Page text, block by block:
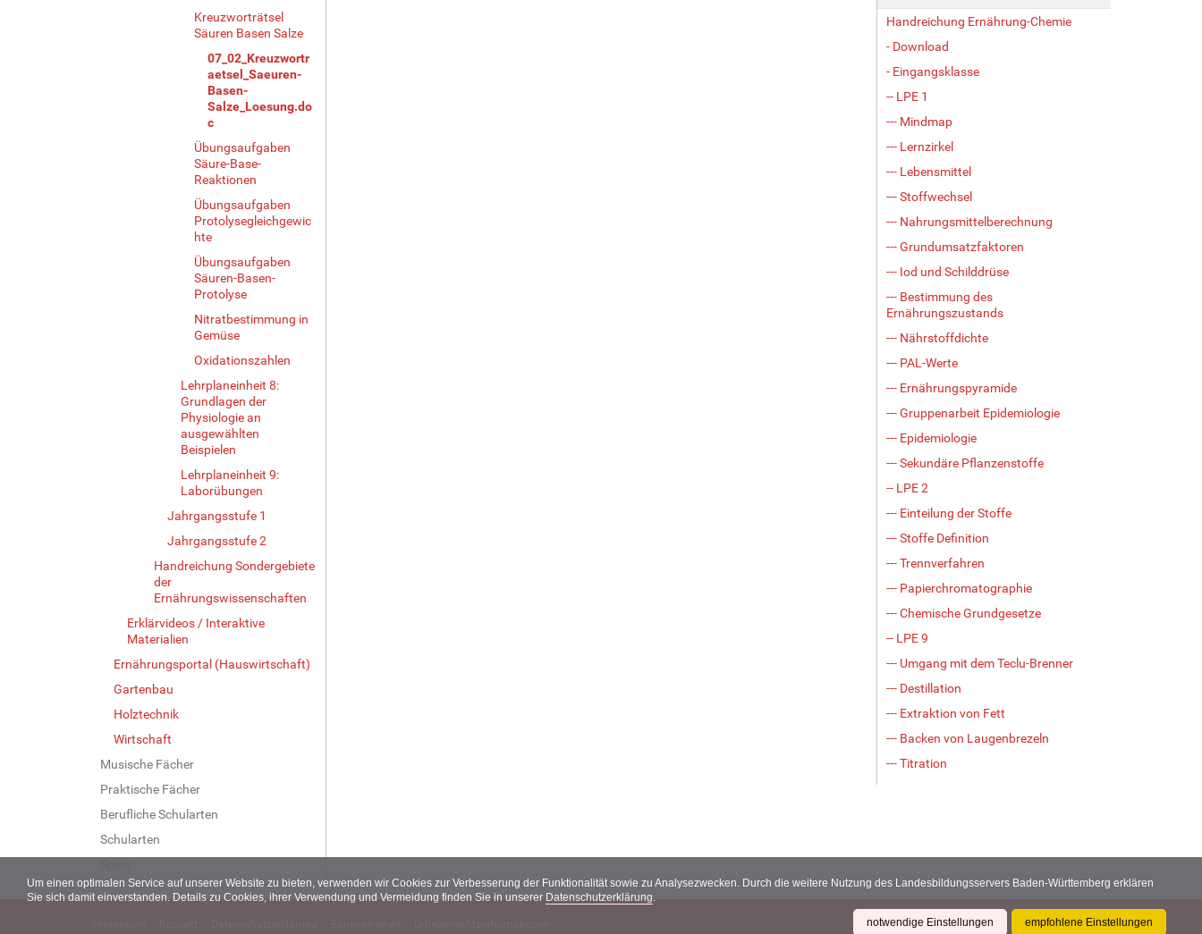
Um einen optimalen Service auf unserer Website zu bieten, verwenden wir Cookies zur Verbesserung der Funktionalität sowie zu Analysezwecken. Durch die weitere Nutzung des Landesbildungsservers Baden-Württemberg erklären
Sie sich damit einverstanden. Details zu Cookies, ihrer Verwendung und Vermeidung finden Sie in unserer Datenschutzerklärung.
notwendige Einstellungen
empfohlene Einstellungen
Kreuzworträtsel
Säuren Basen Salze
07_02_Kreuzwortr
aetsel_Saeuren-
Basen-
Salze_Loesung.do
c
Übungsaufgaben
Säure-Base-
Reaktionen
Übungsaufgaben
Protolysegleichgewic
hte
Übungsaufgaben
Säuren-Basen-
Protolyse
Nitratbestimmung in
Gemüse
Oxidationszahlen
Lehrplaneinheit 8:
Grundlagen der
Physiologie an
ausgewählten
Beispielen
Lehrplaneinheit 9:
Laborübungen
Jahrgangsstufe 1
Jahrgangsstufe 2
Handreichung Sondergebiete
der
Ernährungswissenschaften
Erklärvideos / Interaktive
Materialien
Ernährungsportal (Hauswirtschaft)
Gartenbau
Holztechnik
Wirtschaft
Musische Fächer
Praktische Fächer
Berufliche Schularten
Schularten
Handreichung Ernährung-Chemie
- Download
- Eingangsklasse
-- LPE 1
--- Mindmap
--- Lernzirkel
--- Lebensmittel
--- Stoffwechsel
--- Nahrungsmittelberechnung
--- Grundumsatzfaktoren
--- Iod und Schilddrüse
--- Bestimmung des
Ernährungszustands
--- Nährstoffdichte
--- PAL-Werte
--- Ernährungspyramide
--- Gruppenarbeit Epidemiologie
--- Epidemiologie
--- Sekundäre Pflanzenstoffe
-- LPE 2
--- Einteilung der Stoffe
--- Stoffe Definition
--- Trennverfahren
--- Papierchromatographie
--- Chemische Grundgesetze
-- LPE 9
--- Umgang mit dem Teclu-Brenner
--- Destillation
--- Extraktion von Fett
--- Backen von Laugenbrezeln
--- Titration